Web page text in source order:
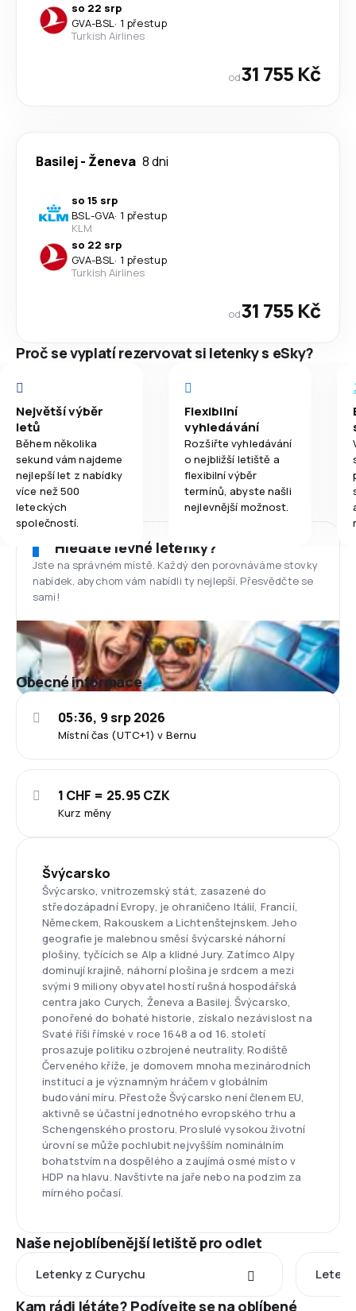
so 22 srp
GVA-BSL· 1 přestup
Turkish Airlines
od31 755 Kč
Basilej- Ženeva 8 dni
so 15 srp
BSL-GVA· 1 přestup
KLM
so 22 srp
GVA-BSL· 1 přestup
Turkish Airlines
od31 755 Kč
Proč se vyplatí rezervovat si letenky s eSky?
Největší výběr
letů
Během několika
sekund vám najdeme
nejlepší let z nabídky
více než 500
leteckých
společností.
Flexibilní
vyhledávání
Rozšiřte vyhledávání
o nejbližší letiště a
flexibilní výběr
termínů, abyste našli
nejlevnější možnost.
Hledáte levné letenky?
Jste na správném místě. Každý den porovnáváme stovky
nabídek, abychom vám nabídli ty nejlepší. Přesvědčte se
sami!
Obecné informace
Místní čas (UTC+1) v Bernu
05:36, 9 srp 2026
Kurz měny
1 CHF = 25.95 CZK
Švýcarsko
Švýcarsko, vnitrozemský stát, zasazené do
středozápadní Evropy, je ohraničeno Itálií, Francií,
Německem, Rakouskem a Lichtenštejnskem. Jeho
geografie je malebnou směsí švýcarské náhorní
plošiny, tyčících se Alp a klidné Jury. Zatímco Alpy
dominují krajině, náhorní plošina je srdcem a mezi
svými 9 miliony obyvatel hostí rušná hospodářská
centra jako Curych, Ženeva a Basilej. Švýcarsko,
ponořené do bohaté historie, získalo nezávislost na
Svaté říši římské v roce 1648 a od 16. století
prosazuje politiku ozbrojené neutrality. Rodiště
Červeného kříže, je domovem mnoha mezinárodních
institucí a je významným hráčem v globálním
budování míru. Přestože Švýcarsko není členem EU,
aktivně se účastní jednotného evropského trhu a
Schengenského prostoru. Proslulé vysokou životní
úrovní se může pochlubit nejvyšším nominálním
bohatstvím na dospělého a zaujímá osmé místo v
HDP na hlavu. Navštivte na jaře nebo na podzim za
mírného počasí.
Naše nejoblíbenější letiště pro odlet
Letenky z Curychu
Kam rádi létáte? Podívejte se na oblíbené